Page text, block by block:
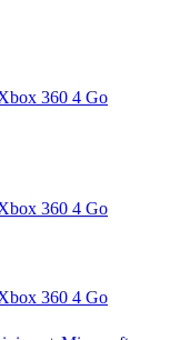
360 4 Go
360 4 Go
360 4 Go